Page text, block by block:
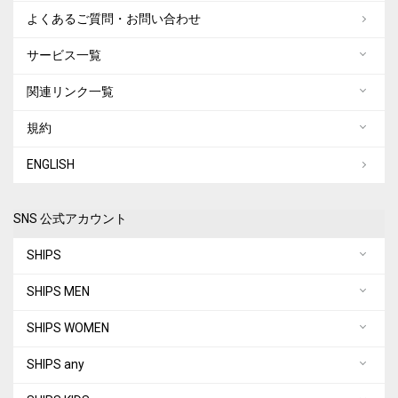
よくあるご質問・お問い合わせ
サービス一覧
関連リンク一覧
規約
ENGLISH
SNS 公式アカウント
SHIPS
SHIPS MEN
SHIPS WOMEN
SHIPS any